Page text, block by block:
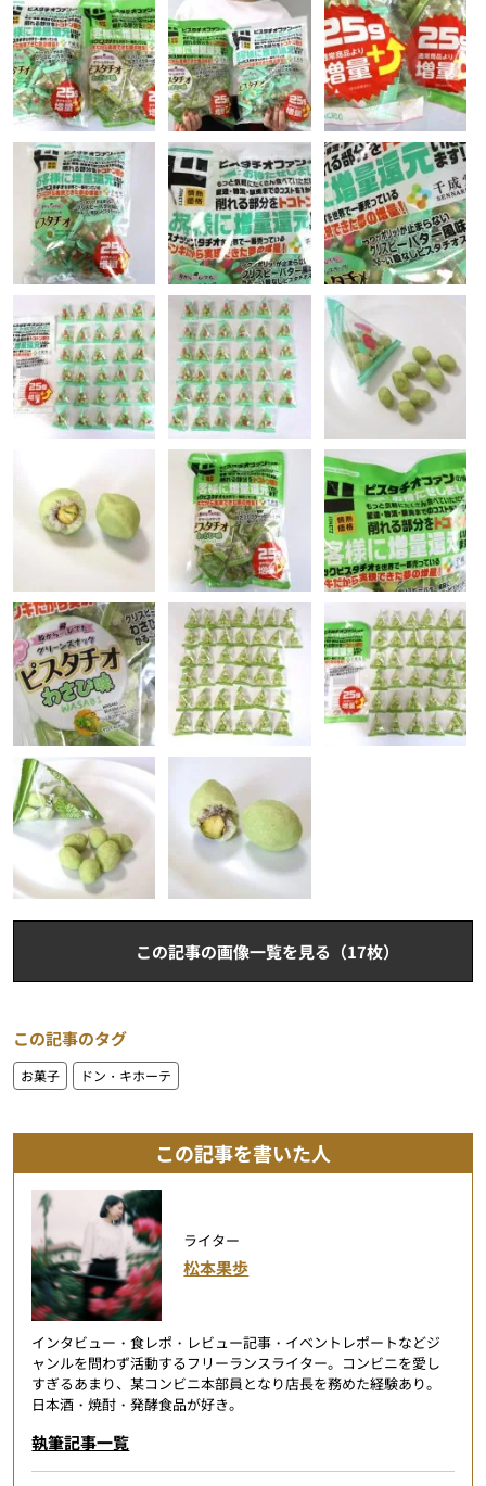
この記事の画像一覧を見る（17枚）
この記事のタグ
お菓子 ドン・キホーテ
この記事を書いた人
ライター
松本果歩
インタビュー・食レポ・レビュー記事・イベントレポートなどジ
ャンルを問わず活動するフリーランスライター。コンビニを愛し
すぎるあまり、某コンビニ本部員となり店長を務めた経験あり。
日本酒・焼酎・発酵食品が好き。
執筆記事一覧